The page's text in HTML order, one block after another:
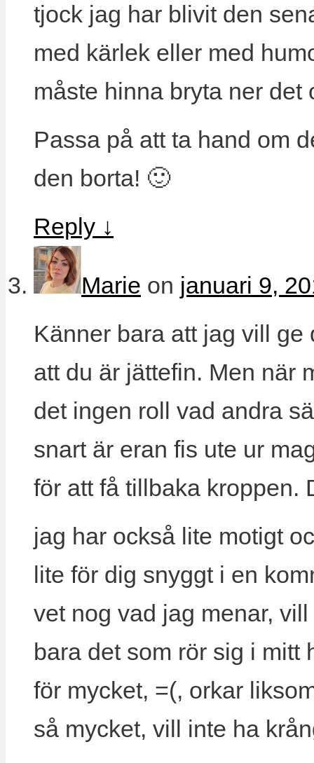
tjock jag har blivit den
med kärlek eller med
måste hinna bryta ner
Passa på att ta hand om
den borta! 🙂
Reply ↓
Marie on januari 9,
Känner bara att jag vill
att du är jättefin. Men när
det ingen roll vad andra
snart är eran fis ute ur
för att få tillbaka kroppen.
jag har också lite motigt
lite för dig snyggt i en
vet nog vad jag menar,
bara det som rör sig i mitt
för mycket, =(, orkar
så mycket, vill inte ha